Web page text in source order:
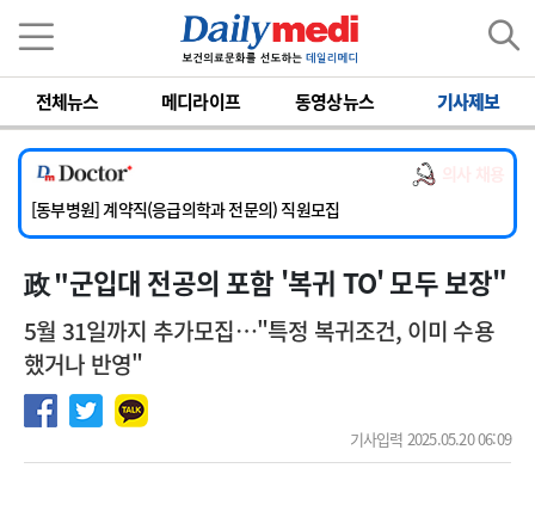
전체뉴스 메디라이프 동영상뉴스 기사제보
[서울아산병원] 2026년 하반기 인턴 모집
[영남대학교의료원] 마취통증의학과 임기제 임상의사 채용
[충남대학교병원] 소아청소년과(소아응급전담) 계약직 의사 공개채용
[동부병원] 계약직(응급의학과 전문의) 직원모집
[이대목동병원] 하반기 전공의(레지던트1년차) 모집
[서울아산병원] 2026년 하반기 인턴 모집
政 "군입대 전공의 포함 '복귀 TO' 모두 보장"
5월 31일까지 추가모집…"특정 복귀조건, 이미 수용
했거나 반영"
기사입력 2025.05.20 06:09